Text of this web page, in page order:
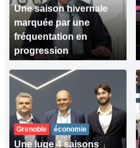
Une saison hivernale
marquée par une
fréquentation en
progression
Grenoble économie
Une luge 4 saisons